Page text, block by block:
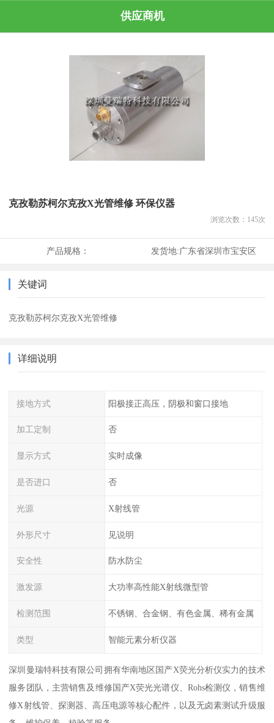
供应商机
克孜勒苏柯尔克孜X光管维修 环保仪器
浏览次数： 145次
产品规格： 发货地:广东省深圳市宝安区
关键词
克孜勒苏柯尔克孜X光管维修
详细说明
接地方式 阳极接正高压，阴极和窗口接地
加工定制 否
显示方式 实时成像
是否进口 否
光源 X射线管
外形尺寸 见说明
安全性 防水防尘
激发源 大功率高性能X射线微型管
检测范围 不锈钢、合金钢、有色金属、稀有金属
类型 智能元素分析仪器
深圳曼瑞特科技有限公司拥有华南地区国产X荧光分析仪实力的技术
服务团队，主营销售及维修国产X荧光光谱仪、Rohs检测仪，销售维
修X射线管、探测器、高压电源等核心配件，以及无卤素测试升级服